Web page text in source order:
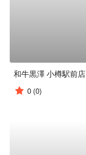
和牛黒澤 小樽駅前店
0 (0)